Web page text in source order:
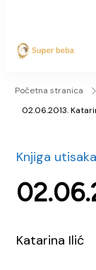
Početna stranica
02.06.2013.
Knjiga utisaka
Katarina Ilić